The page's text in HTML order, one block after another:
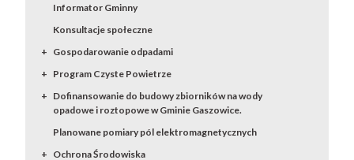
Informator Gminny
Konsultacje społeczne
Gospodarowanie odpadami
Program Czyste Powietrze
Dofinansowanie do budowy zbiorników na wody
opadowe i roztopowe w Gminie Gaszowice.
Planowane pomiary pól elektromagnetycznych
Ochrona Środowiska